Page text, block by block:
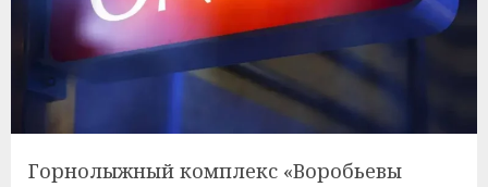
Горнолыжный комплекс «Воробьевы